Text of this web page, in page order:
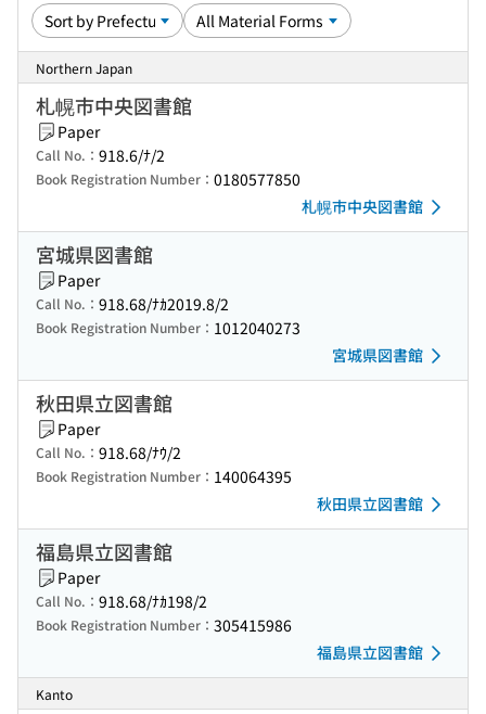
Northern Japan
札幌市中央図書館
Paper
Call No.： 918.6/ﾅ/2
Book Registration Number： 0180577850
札幌市中央図書館
宮城県図書館
Paper
Call No.： 918.68/ﾅｶ2019.8/2
Book Registration Number： 1012040273
宮城県図書館
秋田県立図書館
Paper
Call No.： 918.68/ﾅｳ/2
Book Registration Number： 140064395
秋田県立図書館
福島県立図書館
Paper
Call No.： 918.68/ﾅｶ198/2
Book Registration Number： 305415986
福島県立図書館
Kanto